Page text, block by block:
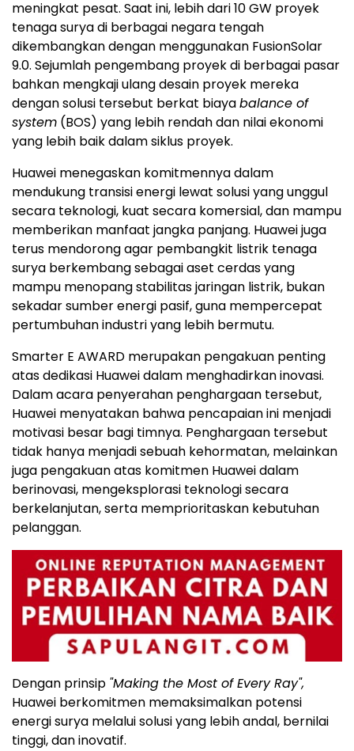
meningkat pesat. Saat ini, lebih dari 10 GW proyek
tenaga surya di berbagai negara tengah
dikembangkan dengan menggunakan FusionSolar
9.0. Sejumlah pengembang proyek di berbagai pasar
bahkan mengkaji ulang desain proyek mereka
dengan solusi tersebut berkat biayabalance of
system (BOS) yang lebih rendah dan nilai ekonomi
yang lebih baik dalam siklus proyek.
Huawei menegaskan komitmennya dalam
mendukung transisi energi lewat solusi yang unggul
secara teknologi, kuat secara komersial, dan mampu
memberikan manfaat jangka panjang. Huawei juga
terus mendorong agar pembangkit listrik tenaga
surya berkembang sebagai aset cerdas yang
mampu menopang stabilitas jaringan listrik, bukan
sekadar sumber energi pasif, guna mempercepat
pertumbuhan industri yang lebih bermutu.
Smarter E AWARD merupakan pengakuan penting
atas dedikasi Huawei dalam menghadirkan inovasi.
Dalam acara penyerahan penghargaan tersebut,
Huawei menyatakan bahwa pencapaian ini menjadi
motivasi besar bagi timnya. Penghargaan tersebut
tidak hanya menjadi sebuah kehormatan, melainkan
juga pengakuan atas komitmen Huawei dalam
berinovasi, mengeksplorasi teknologi secara
berkelanjutan, serta memprioritaskan kebutuhan
pelanggan.
Dengan prinsip "Making the Most of Every Ray",
Huawei berkomitmen memaksimalkan potensi
energi surya melalui solusi yang lebih andal, bernilai
tinggi, dan inovatif.